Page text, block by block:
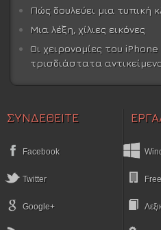
Πώς δουλεύει μια τυπική
Μια λέξη, χίλιες εικόνες
Οι χειρονομίες του
τρισδιάστατα
ΣΥΝΔΕΘΕΙΤΕ
Facebook
Twitter
Google+